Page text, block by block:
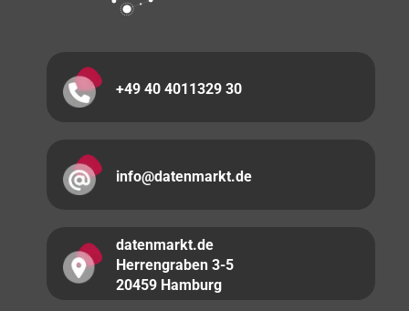
+49 40 4011329 30
info@datenmarkt.de
datenmarkt.de
Herrengraben 3-5
20459 Hamburg